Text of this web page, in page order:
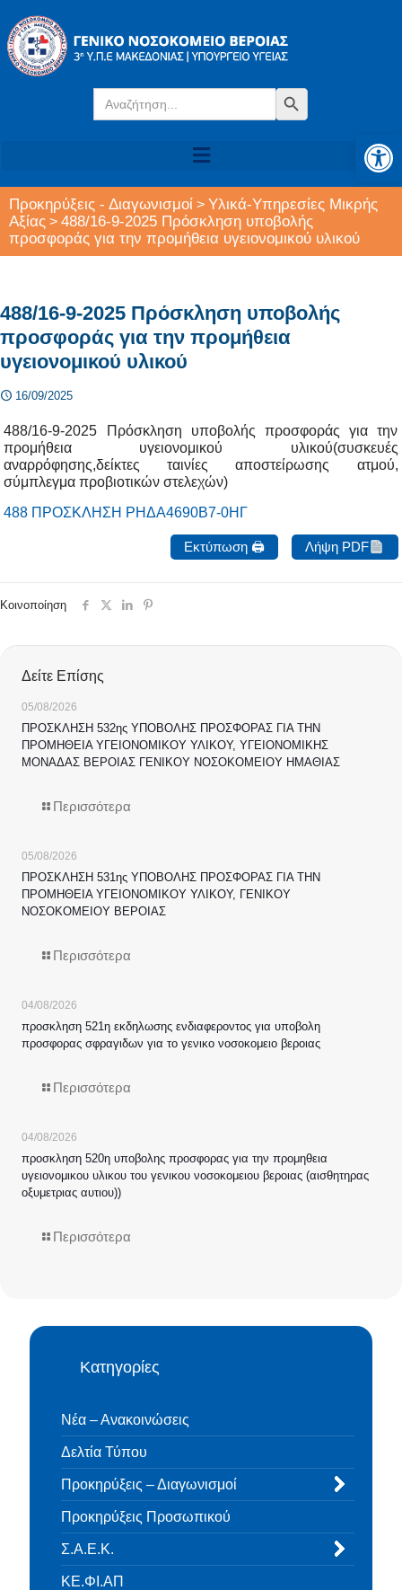
Search
for:
Search Button
Προκηρύξεις - Διαγωνισμοί > Υλικά-Υπηρεσίες Μικρής
Αξίας > 488/16-9-2025 Πρόσκληση υποβολής
προσφοράς για την προμήθεια υγειονομικού υλικού
488/16-9-2025 Πρόσκληση υποβολής
προσφοράς για την προμήθεια
υγειονομικού υλικού
16/09/2025
488/16-9-2025 Πρόσκληση υποβολής προσφοράς για την
προμήθεια υγειονομικού υλικού(συσκευές
αναρρόφησης,δείκτες ταινίες αποστείρωσης ατμού,
σύμπλεγμα προβιοτικών στελεχών)
488 ΠΡΟΣΚΛΗΣΗ ΡΗΔΑ4690Β7-0ΗΓ
Εκτύπωση 🖨 Λήψη PDF
Κοινοποίηση
Δείτε Επίσης
05/08/2026
ΠΡΟΣΚΛΗΣΗ 532ης ΥΠΟΒΟΛΗΣ ΠΡΟΣΦΟΡΑΣ ΓΙΑ ΤΗΝ
ΠΡΟΜΗΘΕΙΑ ΥΓΕΙΟΝΟΜΙΚΟΥ ΥΛΙΚΟΥ, ΥΓΕΙΟΝΟΜΙΚΗΣ
ΜΟΝΑΔΑΣ ΒΕΡΟΙΑΣ ΓΕΝΙΚΟΥ ΝΟΣΟΚΟΜΕΙΟΥ ΗΜΑΘΙΑΣ
Περισσότερα
05/08/2026
ΠΡΟΣΚΛΗΣΗ 531ης ΥΠΟΒΟΛΗΣ ΠΡΟΣΦΟΡΑΣ ΓΙΑ ΤΗΝ
ΠΡΟΜΗΘΕΙΑ ΥΓΕΙΟΝΟΜΙΚΟΥ ΥΛΙΚΟΥ, ΓΕΝΙΚΟΥ
ΝΟΣΟΚΟΜΕΙΟΥ ΒΕΡΟΙΑΣ
Περισσότερα
04/08/2026
προσκληση 521η εκδηλωσης ενδιαφεροντος για υποβολη
προσφορας σφραγιδων για το γενικο νοσοκομειο βεροιας
Περισσότερα
04/08/2026
προσκληση 520η υποβολης προσφορας για την προμηθεια
υγειονομικου υλικου του γενικου νοσοκομειου βεροιας (αισθητηρας
οξυμετριας αυτιου))
Περισσότερα
Κατηγορίες
Νέα – Ανακοινώσεις
Δελτία Τύπου
Προκηρύξεις – Διαγωνισμοί
Προκηρύξεις Προσωπικού
Σ.Α.Ε.Κ.
ΚΕ.ΦΙ.ΑΠ